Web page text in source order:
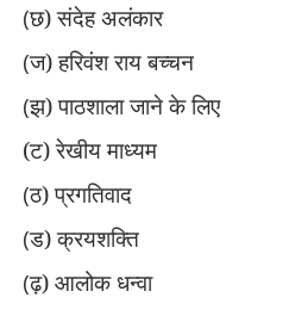
(छ) संदेह अलंकार
(ज) हरिवंश राय बच्चन
(झ) पाठशाला जाने के लिए
(ट) रेखीय माध्यम
(ठ) प्रगतिवाद
(ड) क्रयशक्ति
(ढ़) आलोक धन्वा